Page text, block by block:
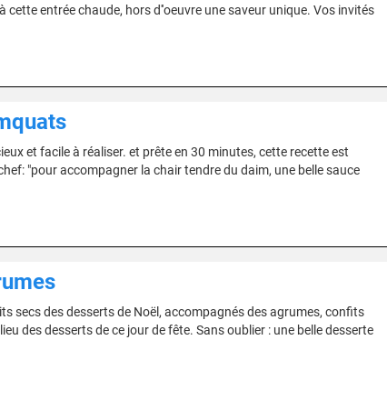
entrée chaude, hors d''oeuvre une saveur unique. Vos invités
et facile à réaliser. et prête en 30 minutes, cette recette est
"pour accompagner la chair tendre du daim, une belle sauce
secs des desserts de Noël, accompagnés des agrumes, confits
des desserts de ce jour de fête. Sans oublier : une belle desserte